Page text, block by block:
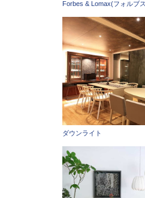
Forbes & Lomax(フォルブ
ダウンライト